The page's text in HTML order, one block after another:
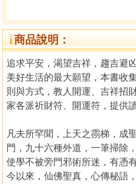
商品說明：
追求平安，渴望吉祥，趨吉避
美好生活的最大願望，本書收
則與方式，教人開運、吉祥招
家各派祈財符、開運符，提供
凡夫所罕聞，上天之霛梯，成
門，九十六種外道，一筆掃除
使學不被旁門邪術所迷，有憑
今以來，仙佛聖真，心傳秘語